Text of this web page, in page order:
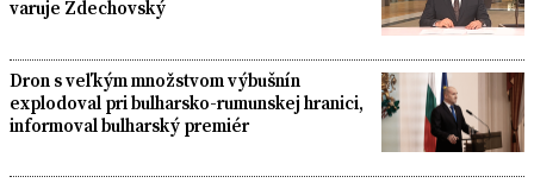
varuje Zdechovský
Dron s veľkým množstvom výbušnín
explodoval pri bulharsko-rumunskej hranici,
informoval bulharský premiér